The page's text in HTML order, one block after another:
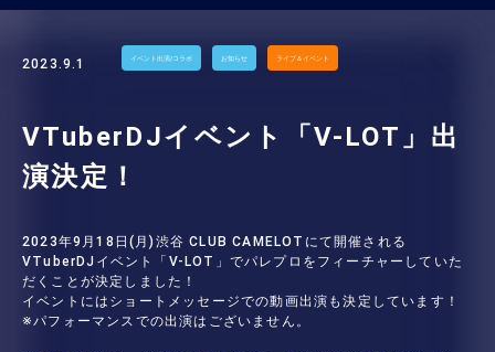
2023.9.1 イベント出演/コラボ お知らせ ライブ＆イベント
VTuberDJイベント「V-LOT」出
演決定！
2023年9月18日(月)渋谷 CLUB CAMELOTにて開催される
VTuberDJイベント「V-LOT」でパレプロをフィーチャーしていた
だくことが決定しました！
イベントにはショートメッセージでの動画出演も決定しています！
※パフォーマンスでの出演はございません。